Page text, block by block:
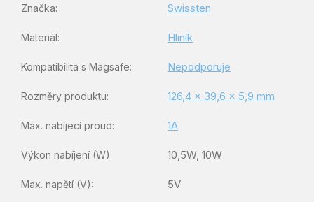
Značka: Swissten
Materiál: Hliník
Kompatibilita s Magsafe: Nepodporuje
Rozměry produktu: 126,4 x 39,6 x 5,9 mm
Max. nabíjecí proud: 1A
Výkon nabíjení (W): 10,5W, 10W
Max. napětí (V): 5V